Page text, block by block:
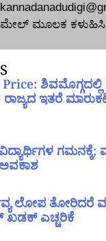
ಮೇಲ್‌ ಮೂಲಕ
ಶಿವಮೊಗ್ಗದಲ್ಲಿ
ಇತರೆ
ಲೋಪ ತೋರಿದರೆ
ಖಡಕ್ ಎಚ್ಚರಿಕೆ